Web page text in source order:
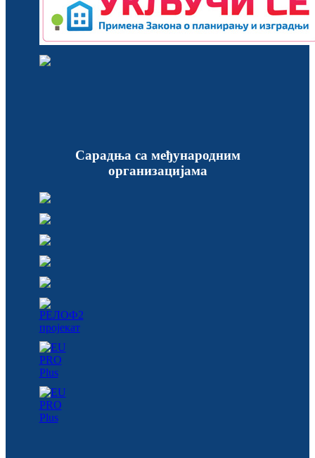
Сарадња са међународним
организацијама